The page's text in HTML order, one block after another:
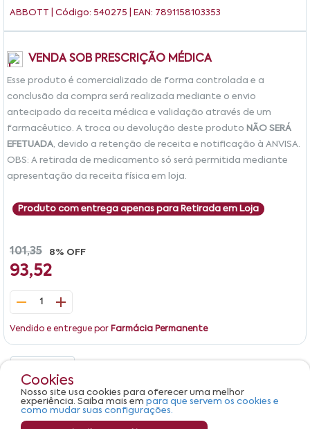
ABBOTT | Código: 540275 | EAN: 7891158103353
VENDA SOB PRESCRIÇÃO MÉDICA
Esse produto é comercializado de forma controlada e a
conclusão da compra será realizada mediante o envio
antecipado da receita médica e validação através de um
farmacêutico. A troca ou devolução deste produto NÃO SERÁ
EFETUADA, devido a retenção de receita e notificação à ANVISA.
OBS: A retirada de medicamento só será permitida mediante
apresentação da receita física em loja.
Produto com entrega apenas para Retirada em Loja
101,35 8% OFF
93,52
1
Vendido e entregue por Farmácia Permanente
Produto não apresenta descrição.
Cookies
Nosso site usa cookies para oferecer uma melhor
experiência. Saiba mais em para que servem os cookies e
como mudar suas configurações.